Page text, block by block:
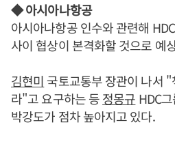
◆ 아시아나항공
아시아나항공 인수와 관련해
사이 협상이 본격화할 것으로 예
김현미 국토교통부 장관이 나서
라"고 요구하는 등정몽규 HDC
박강도가 점차 높아지고 있다.